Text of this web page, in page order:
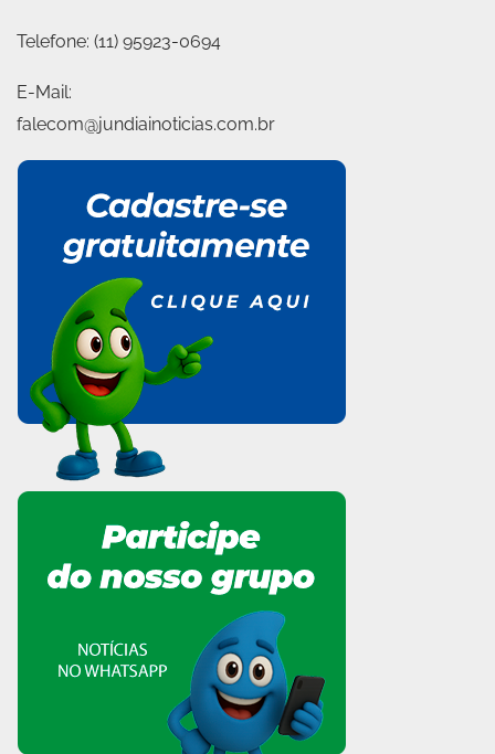
Telefone: (11) 95923-0694
E-Mail:
falecom@jundiainoticias.com.br